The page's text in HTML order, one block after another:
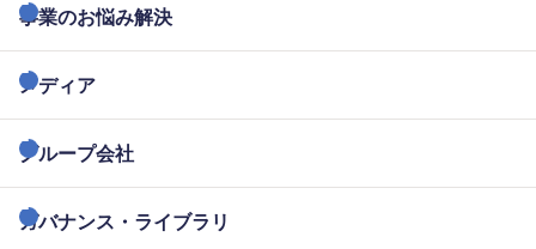
事業のお悩み解決
メディア
グループ会社
ガバナンス・ライブラリ